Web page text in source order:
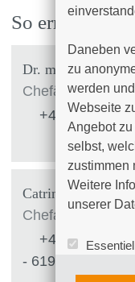
So erreichen
Dr. med. Beate
Chefärztin
+49 (0)381
Catrin Schulz
+49 (0)381
- 6199
Daneben
zu
werden
Webseite
Angebot
selbst,
zustimmen
Weitere
unserer